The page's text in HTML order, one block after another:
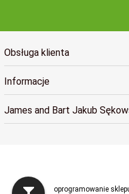
Obsługa klienta
Informacje
James and Bart Jakub
oprogramowanie